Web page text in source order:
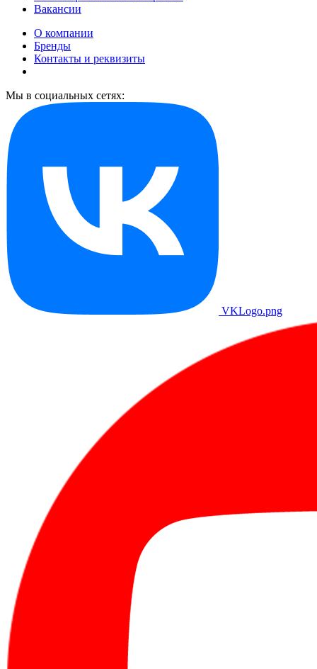
Вакансии
О компании
Бренды
Контакты и реквизиты
Мы в социальных сетях:
VKLogo.png